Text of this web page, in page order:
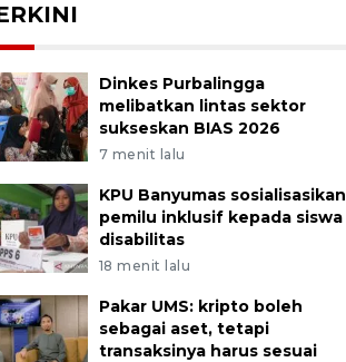
Dinkes Purbalingga
melibatkan lintas sektor
sukseskan BIAS 2026
7 menit lalu
KPU Banyumas sosialisasikan
pemilu inklusif kepada siswa
disabilitas
18 menit lalu
Pakar UMS: kripto boleh
sebagai aset, tetapi
transaksinya harus sesuai